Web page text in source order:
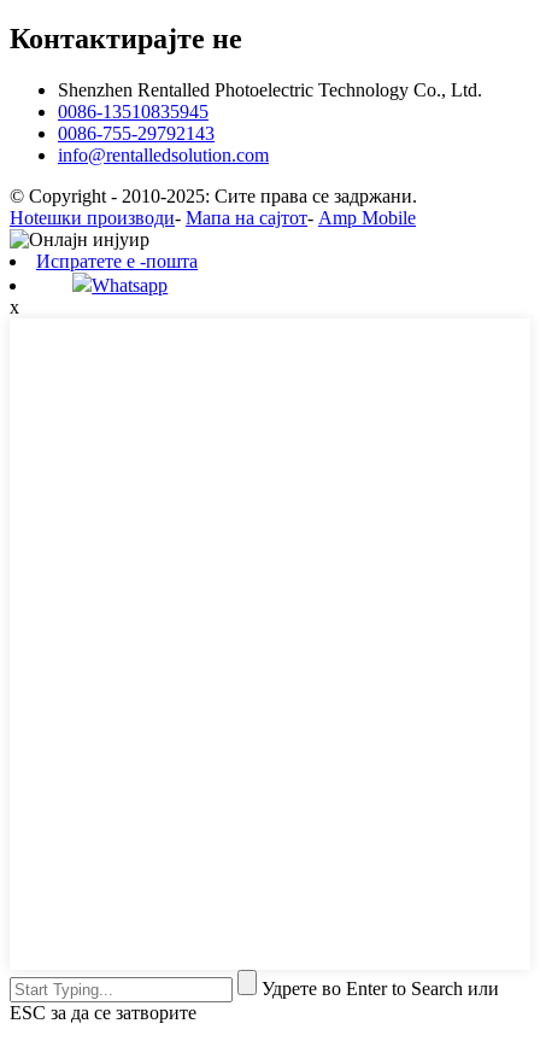
Контактирајте не
Shenzhen Rentalled Photoelectric Technology Co., Ltd.
0086-13510835945
0086-755-29792143
info@rentalledsolution.com
© Copyright - 2010-2025: Сите права се задржани.
Hotешки производи- Мапа на сајтот- Amp Mobile
Испратете е -пошта
Whatsapp
x
Удрете во Enter to Search или
ESC за да се затворите